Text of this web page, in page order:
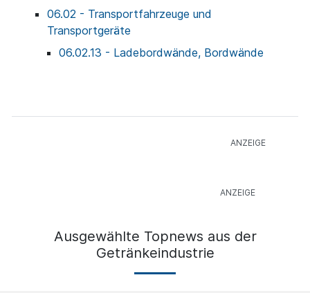
06.02 - Transportfahrzeuge und
Transportgeräte
06.02.13 - Ladebordwände, Bordwände
Ausgewählte Topnews aus der
Getränkeindustrie